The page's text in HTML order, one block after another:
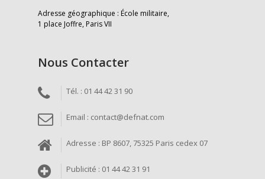
Adresse géographique : École militaire,
1 place Joffre, Paris VII
Nous Contacter
Tél. : 01 44 42 31 90
Email : contact@defnat.com
Adresse : BP 8607, 75325 Paris cedex 07
Publicité : 01 44 42 31 91